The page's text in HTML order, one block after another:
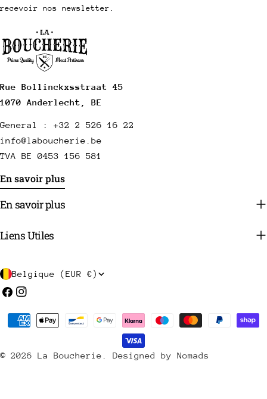
Rue Bollinckxsstraat 45
1070 Anderlecht, BE
General : +32 2 526 16 22
info@laboucherie.be
TVA BE 0453 156 581
En savoir plus
En savoir plus
Liens Utiles
recevoir nos newsletter.
P
a
/
Belgique (EUR €)
Facebook
Instagram
© 2026 La Boucherie Designed by Nomads
Méthodes
payement